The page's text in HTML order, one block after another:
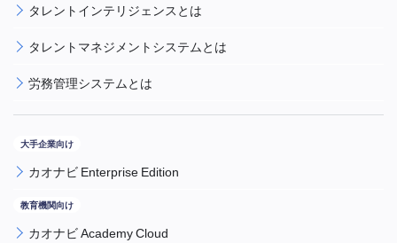
タレントインテリジェンスとは
タレントマネジメントシステムとは
労務管理システムとは
カオナビ Enterprise Edition
カオナビ Academy Cloud